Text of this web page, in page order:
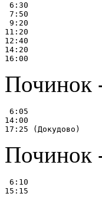
6:30
7:50
9:20
11:20
12:40
14:20
Починок
6:05
14:00
Починок
6:10